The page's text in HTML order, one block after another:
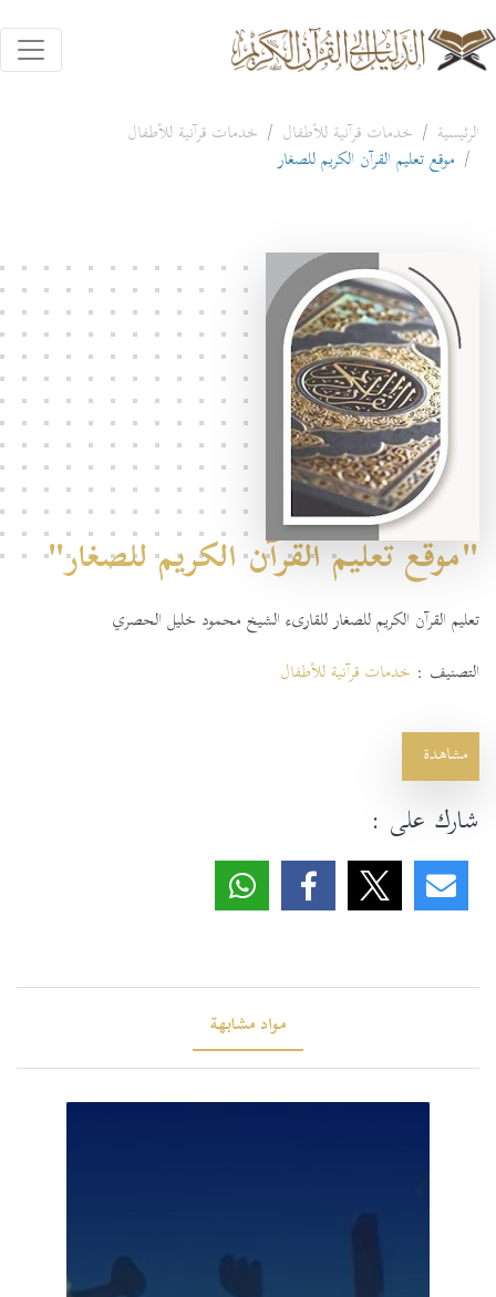
الرئيسية خدمات قرآنية للأطفال
خدمات قرآنية للأطفال
موقع تعليم القرآن الكريم للصغار
"موقع تعليم القرآن الكريم للصغار"
تعليم القرآن الكريم للصغار للقارىء الشيخ محمود خليل الحصري
التصنيف : خدمات قرآنية للأطفال
مشاهدة
شارك على :
مواد مشابهة